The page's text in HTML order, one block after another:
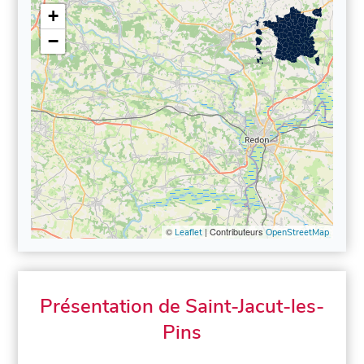
+
−
© Leaflet| Contributeurs OpenStreetMap
Présentation de Saint-Jacut-les-
Pins